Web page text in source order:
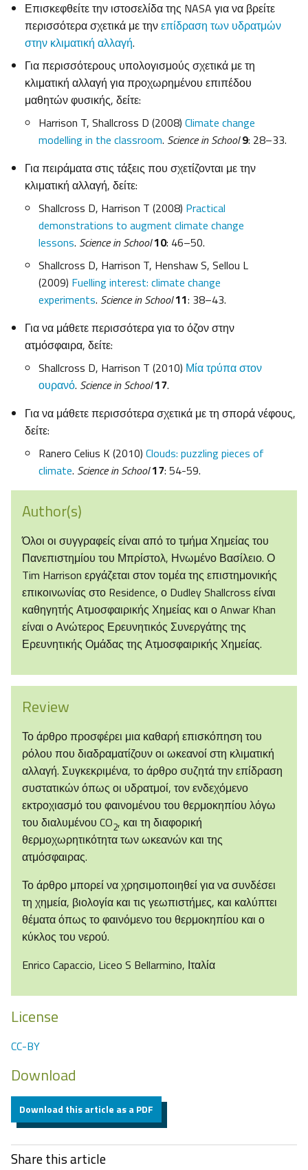
Επισκεφθείτε την ιστοσελίδα της NASA για να βρείτε
περισσότερα σχετικά με τηνεπίδραση των υδρατμών
στην κλιματική αλλαγή.
Για περισσότερους υπολογισμούς σχετικά με τη
κλιματική αλλαγή για προχωρημένου επιπέδου
μαθητών φυσικής, δείτε:
Harrison T, Shallcross D (2008) Climate change
modelling in the classroom. Science in School9: 28–33.
Για πειράματα στις τάξεις που σχετίζονται με την
κλιματική αλλαγή, δείτε:
Shallcross D, Harrison T (2008) Practical
demonstrations to augment climate change
lessons. Science in School10: 46–50.
Shallcross D, Harrison T, Henshaw S, Sellou L
(2009) Fuelling interest: climate change
experiments. Science in School11: 38–43.
Για να μάθετε περισσότερα για το όζον στην
ατμόσφαιρα, δείτε:
Shallcross D, Harrison T (2010) Μία τρύπα στον
ουρανό. Science in School17.
Για να μάθετε περισσότερα σχετικά με τη σπορά νέφους,
δείτε:
Ranero Celius K (2010) Clouds: puzzling pieces of
climate. Science in School17: 54-59.
Author(s)
Όλοι οι συγγραφείς είναι από το τμήμα Χημείας του
Πανεπιστημίου του Μπρίστολ, Ηνωμένο Βασίλειο. Ο
Tim Harrison εργάζεται στον τομέα της επιστημονικής
επικοινωνίας στο Residence, ο Dudley Shallcross είναι
καθηγητής Ατμοσφαιρικής Χημείας και ο Anwar Khan
είναι ο Ανώτερος Ερευνητικός Συνεργάτης της
Ερευνητικής Ομάδας της Ατμοσφαιρικής Χημείας.
Review
Το άρθρο προσφέρει μια καθαρή επισκόπηση του
ρόλου που διαδραματίζουν οι ωκεανοί στη κλιματική
αλλαγή. Συγκεκριμένα, το άρθρο συζητά την επίδραση
συστατικών όπως οι υδρατμοί, τον ενδεχόμενο
εκτροχιασμό του φαινομένου του θερμοκηπίου λόγω
του διαλυμένου CO2, και τη διαφορική
θερμοχωρητικότητα των ωκεανών και της
ατμόσφαιρας.
Το άρθρο μπορεί να χρησιμοποιηθεί για να συνδέσει
τη χημεία, βιολογία και τις γεωπιστήμες, και καλύπτει
θέματα όπως το φαινόμενο του θερμοκηπίου και ο
κύκλος του νερού.
Enrico Capaccio, Liceo S Bellarmino, Ιταλία
License
CC-BY
Download
Download this article as a PDF
Share this article